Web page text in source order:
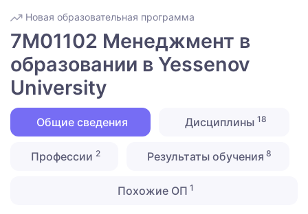
Новая образовательная программа
7M01102 Менеджмент в
образовании в Yessenov
University
Общие сведения Дисциплины 18
Профессии 2 Результаты обучения 8
Похожие ОП 1